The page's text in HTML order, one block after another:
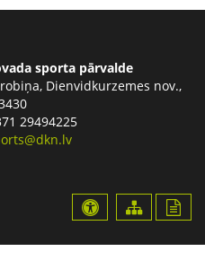
sporta pārvalde
Dienvidkurzemes nov.,
29494225